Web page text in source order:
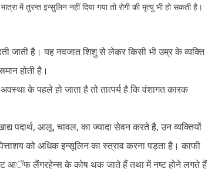
में तुरन्त इन्सुलिन नहीं दिया गया तो रोगी की मृत्यु भी हो सकती है।
जाती है। यह नवजात शिशु से लेकर किसी भी उम्र के व्यक्ति
होती है।
के पहले हो जाता है तो तात्पर्य है कि वंशागत कारक
पदार्थ, आलू, चावल, का ज्यादा सेवन करते है, उन व्यक्तियों
को अधिक इन्सूलिन का स्त्राव करना पड़ता है। काफी
आॅफ लैंगरहेन्स के कोष थक जाते हैं तथा में नष्ट होने लगते हैं